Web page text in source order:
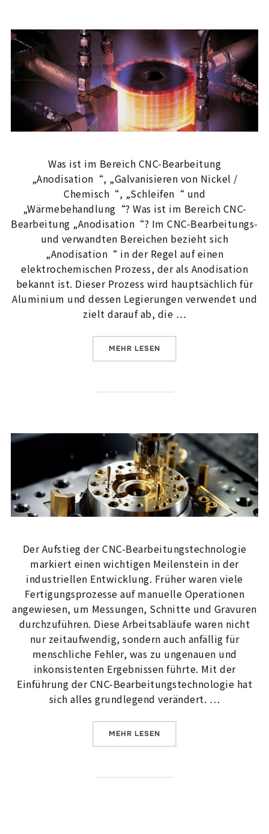
Was ist im Bereich CNC-Bearbeitung
„Anodisation“, „Galvanisieren von Nickel /
Chemisch“, „Schleifen“ und
„Wärmebehandlung“? Was ist im Bereich CNC-
Bearbeitung „Anodisation“? Im CNC-Bearbeitungs-
und verwandten Bereichen bezieht sich
„Anodisation“ in der Regel auf einen
elektrochemischen Prozess, der als Anodisation
bekannt ist. Dieser Prozess wird hauptsächlich für
Aluminium und dessen Legierungen verwendet und
zielt darauf ab, die …
MEHR ÜBER „WAS SIND IM BEREICH
LESEN
Der Aufstieg der CNC-Bearbeitungstechnologie
markiert einen wichtigen Meilenstein in der
industriellen Entwicklung. Früher waren viele
Fertigungsprozesse auf manuelle Operationen
angewiesen, um Messungen, Schnitte und Gravuren
durchzuführen. Diese Arbeitsabläufe waren nicht
nur zeitaufwendig, sondern auch anfällig für
menschliche Fehler, was zu ungenauen und
inkonsistenten Ergebnissen führte. Mit der
Einführung der CNC-Bearbeitungstechnologie hat
sich alles grundlegend verändert. …
MEHR ÜBER „3D IST DAS
LESEN